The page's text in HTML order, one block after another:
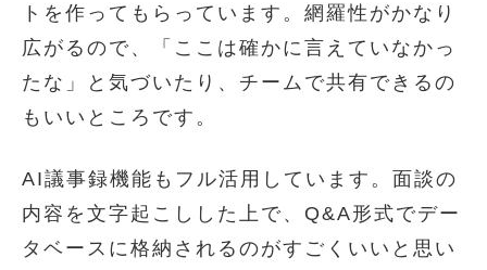
トを作ってもらっています。網羅性がかなり
広がるので、「ここは確かに言えていなかっ
たな」と気づいたり、チームで共有できるの
もいいところです。
AI議事録機能もフル活用しています。面談の
内容を文字起こしした上で、Q&A形式でデー
タベースに格納されるのがすごくいいと思い